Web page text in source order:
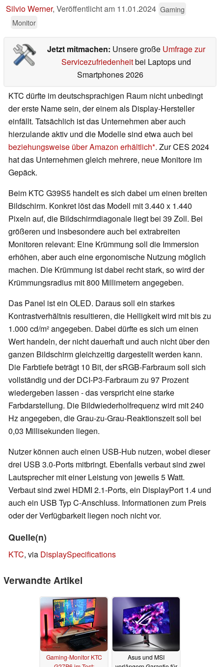
Silvio Werner, Veröffentlicht am 11.01.2024 Gaming
Monitor
Jetzt mitmachen: Unsere große Umfrage zur
Servicezufriedenheitbei Laptops und
Smartphones 2026
KTC dürfte im deutschsprachigen Raum nicht unbedingt
der erste Name sein, der einem als Display-Hersteller
einfällt. Tatsächlich ist das Unternehmen aber auch
hierzulande aktiv und die Modelle sind etwa auch bei
beziehungsweise über Amazon erhältlich . Zur CES 2024
hat das Unternehmen gleich mehrere, neue Monitore im
Gepäck.
Beim KTC G39S5 handelt es sich dabei um einen breiten
Bildschirm. Konkret löst das Modell mit 3.440 x 1.440
Pixeln auf, die Bildschirmdiagonale liegt bei 39 Zoll. Bei
größeren und insbesondere auch bei extrabreiten
Monitoren relevant: Eine Krümmung soll die Immersion
erhöhen, aber auch eine ergonomische Nutzung möglich
machen. Die Krümmung ist dabei recht stark, so wird der
Krümmungsradius mit 800 Millimetern angegeben.
Das Panel ist ein OLED. Daraus soll ein starkes
Kontrastverhältnis resultieren, die Helligkeit wird mit bis zu
1.000 cd/m² angegeben. Dabei dürfte es sich um einen
Wert handeln, der nicht dauerhaft und auch nicht über den
ganzen Bildschirm gleichzeitig dargestellt werden kann.
Die Farbtiefe beträgt 10 Bit, der sRGB-Farbraum soll sich
vollständig und der DCI-P3-Farbraum zu 97 Prozent
wiedergeben lassen - das verspricht eine starke
Farbdarstellung. Die Bildwiederholfrequenz wird mit 240
Hz angegeben, die Grau-zu-Grau-Reaktionszeit soll bei
0,03 Millisekunden liegen.
Nutzer können auch einen USB-Hub nutzen, wobei dieser
drei USB 3.0-Ports mitbringt. Ebenfalls verbaut sind zwei
Lautsprecher mit einer Leistung von jeweils 5 Watt.
Verbaut sind zwei HDMI 2.1-Ports, ein DisplayPort 1.4 und
auch ein USB Typ C-Anschluss. Informationen zum Preis
oder der Verfügbarkeit liegen noch nicht vor.
Quelle(n)
KTC, via DisplaySpecifications
Verwandte Artikel
Gaming-Monitor KTC
Asus und MSI